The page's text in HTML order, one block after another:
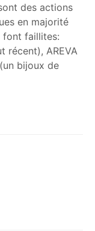
des actions
en majorité
font faillites:
récent), AREVA
bijoux de